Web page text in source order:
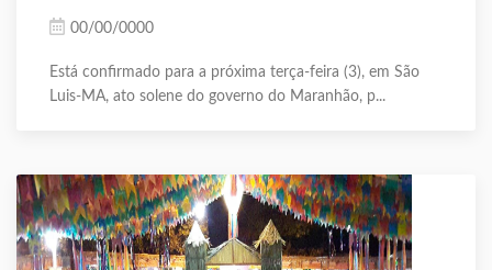
00/00/0000
Está confirmado para a próxima terça-feira (3), em São
Luis-MA, ato solene do governo do Maranhão, p...